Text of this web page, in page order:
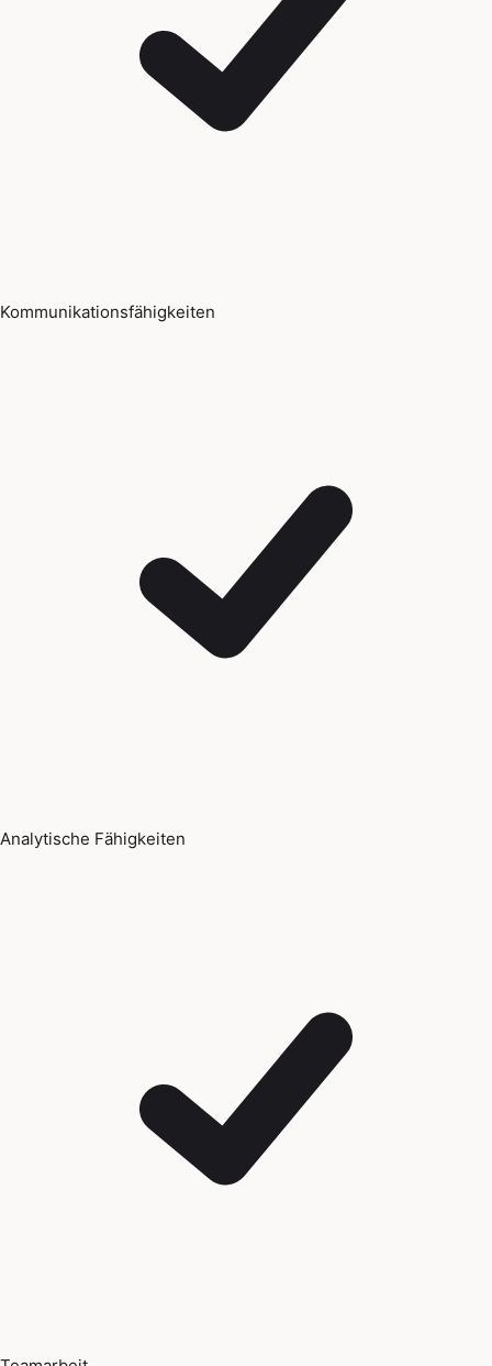
Kommunikationsfähigkeiten
Analytische Fähigkeiten